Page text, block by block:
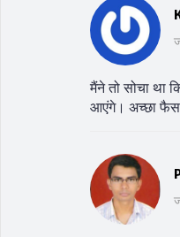
मैंने तो सोचा था
आएंगे। अच्छा